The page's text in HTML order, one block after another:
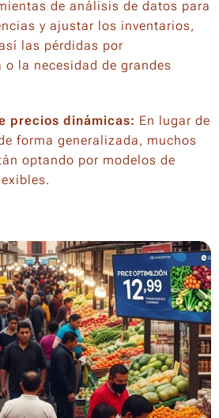
de análisis de datos para
y ajustar los inventarios,
las pérdidas por
o la necesidad de grandes
precios dinámicas: En lugar de
forma generalizada, muchos
optando por modelos de